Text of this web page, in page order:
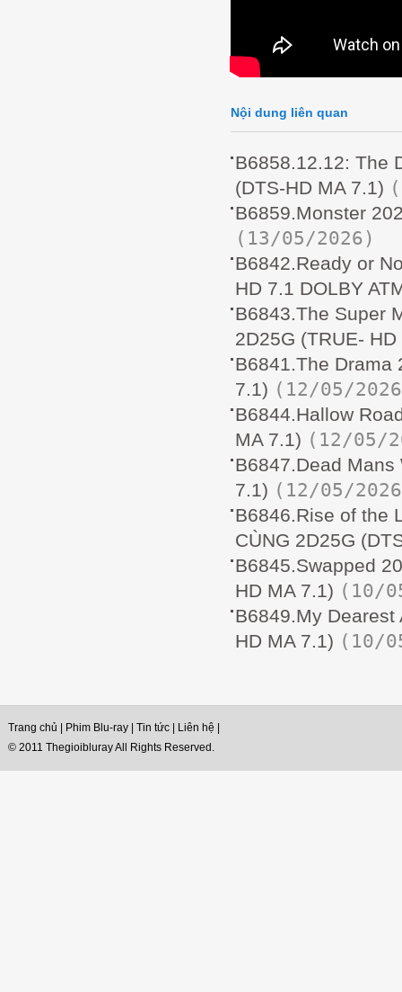
Nội dung liên quan
B6858.12.12: The
(DTS-HD MA 7.1)
B6859.Monster
(13/05/2026)
B6842.Ready or
HD 7.1 DOLBY
B6843.The Super
2D25G (TRUE-
B6841.The Drama
7.1) (12/05/
B6844.Hallow
MA 7.1) (12/05/
B6847.Dead
7.1) (12/05/
B6846.Rise of the
CÙNG 2D25G
B6845.Swapped
HD MA 7.1) (10/
B6849.My Dearest
HD MA 7.1) (10/
Trang chủ Phim Blu-ray Tin tức Liên hệ
© 2011 Thegioibluray All Rights Reserved.